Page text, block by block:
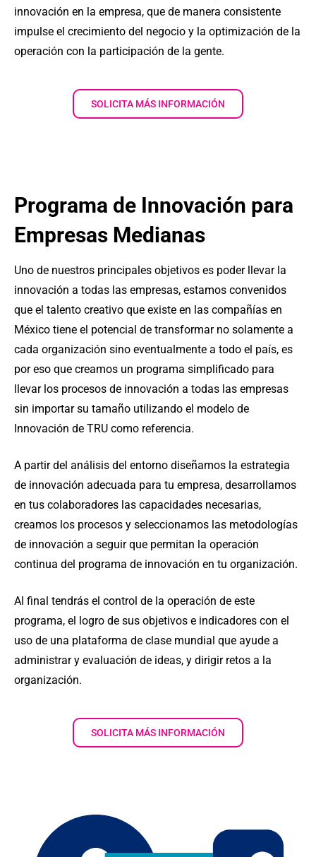
innovación en la empresa, que de manera consistente
impulse el crecimiento del negocio y la optimización de la
operación con la participación de la gente.
SOLICITA MÁS INFORMACIÓN
Programa de Innovación para
Empresas Medianas
Uno de nuestros principales objetivos es poder llevar la
innovación a todas las empresas, estamos convenidos
que el talento creativo que existe en las compañías en
México tiene el potencial de transformar no solamente a
cada organización sino eventualmente a todo el país, es
por eso que creamos un programa simplificado para
llevar los procesos de innovación a todas las empresas
sin importar su tamaño utilizando el modelo de
Innovación de TRU como referencia.
A partir del análisis del entorno diseñamos la estrategia
de innovación adecuada para tu empresa, desarrollamos
en tus colaboradores las capacidades necesarias,
creamos los procesos y seleccionamos las metodologías
de innovación a seguir que permitan la operación
continua del programa de innovación en tu organización.
Al final tendrás el control de la operación de este
programa, el logro de sus objetivos e indicadores con el
uso de una plataforma de clase mundial que ayude a
administrar y evaluación de ideas, y dirigir retos a la
organización.
SOLICITA MÁS INFORMACIÓN